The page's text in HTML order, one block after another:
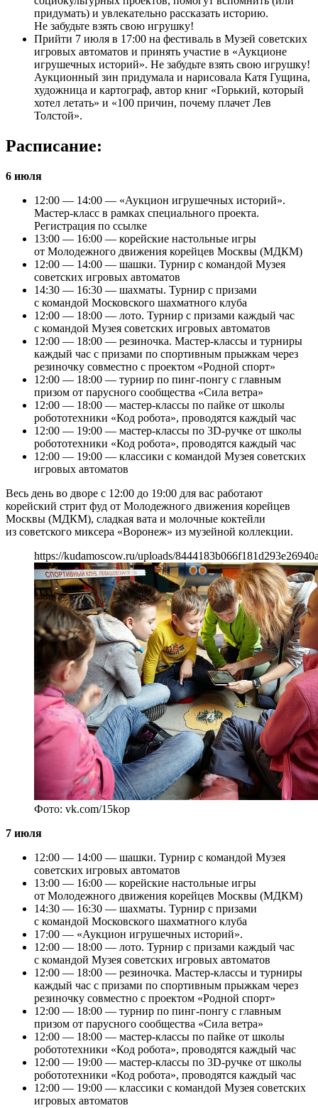
придумать) и увлекательно рассказать историю.
Не забудьте взять свою игрушку!
Прийти 7 июля в 17:00 на фестиваль в Музей советских
игровых автоматов и принять участие в «Аукционе
игрушечных историй». Не забудьте взять свою игрушку!
Аукционный зин придумала и нарисовала Катя Гущина,
художница и картограф, автор книг «Горький, который
хотел летать» и «100 причин, почему плачет Лев
Толстой».
Расписание:
6 июля
12:00 — 14:00 — «Аукцион игрушечных историй».
Мастер-класс в рамках специального проекта.
Регистрация по ссылке
13:00 — 16:00 — корейские настольные игры
от Молодежного движения корейцев Москвы (МДКМ)
12:00 — 14:00 — шашки. Турнир с командой Музея
советских игровых автоматов
14:30 — 16:30 — шахматы. Турнир с призами
с командой Московского шахматного клуба
12:00 — 18:00 — лото. Турнир с призами каждый час
с командой Музея советских игровых автоматов
12:00 — 18:00 — резиночка. Мастер-классы и турниры
каждый час с призами по спортивным прыжкам через
резиночку совместно с проектом «Родной спорт»
12:00 — 18:00 — турнир по пинг-понгу с главным
призом от парусного сообщества «Сила ветра»
12:00 — 18:00 — мастер-классы по пайке от школы
робототехники «Код робота», проводятся каждый час
12:00 — 19:00 — мастер-классы по 3D-ручке от школы
робототехники «Код робота», проводятся каждый час
12:00 — 19:00 — классики с командой Музея советских
игровых автоматов
Весь день во дворе с 12:00 до 19:00 для вас работают
корейский стрит фуд от Молодежного движения корейцев
Москвы (МДКМ), сладкая вата и молочные коктейли
из советского миксера «Воронеж» из музейной коллекции.
https://kudamoscow.ru/uploads/
Фото: vk.com/15kop
7 июля
12:00 — 14:00 — шашки. Турнир с командой Музея
советских игровых автоматов
13:00 — 16:00 — корейские настольные игры
от Молодежного движения корейцев Москвы (МДКМ)
14:30 — 16:30 — шахматы. Турнир с призами
с командой Московского шахматного клуба
17:00 — «Аукцион игрушечных историй».
12:00 — 18:00 — лото. Турнир с призами каждый час
с командой Музея советских игровых автоматов
12:00 — 18:00 — резиночка. Мастер-классы и турниры
каждый час с призами по спортивным прыжкам через
резиночку совместно с проектом «Родной спорт»
12:00 — 18:00 — турнир по пинг-понгу с главным
призом от парусного сообщества «Сила ветра»
12:00 — 18:00 — мастер-классы по пайке от школы
робототехники «Код робота», проводятся каждый час
12:00 — 19:00 — мастер-классы по 3D-ручке от школы
робототехники «Код робота», проводятся каждый час
12:00 — 19:00 — классики с командой Музея советских
игровых автоматов